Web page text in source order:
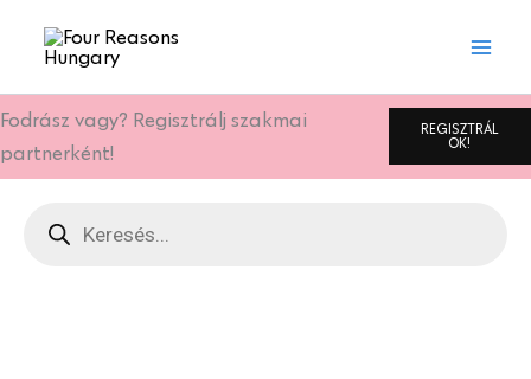
Fodrász vagy? Regisztrálj szakmai
partnerként!
REGISZTRÁL
OK!
search